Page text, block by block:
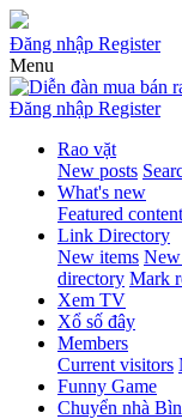
Đăng nhập Register
Menu
Đăng nhập Register
Rao vặt
New posts
What's new
Featured content
Link Directory
New items New
directory Mark
Xem TV
Xổ số đây
Members
Current visitors
Funny Game
Chuyển nhà